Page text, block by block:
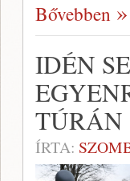
Bővebben
IDÉN
TÚRÁN
ÍRTA: